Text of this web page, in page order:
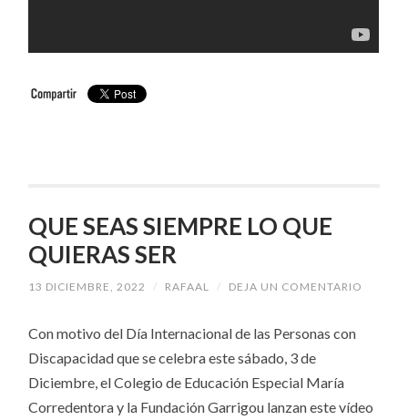
QUE SEAS SIEMPRE LO QUE
QUIERAS SER
13 DICIEMBRE, 2022 / RAFAAL / DEJA UN COMENTARIO
Con motivo del Día Internacional de las Personas con
Discapacidad que se celebra este sábado, 3 de
Diciembre, el Colegio de Educación Especial María
Corredentora y la Fundación Garrigou lanzan este vídeo